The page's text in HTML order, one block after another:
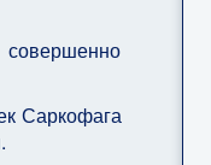
Саркофага